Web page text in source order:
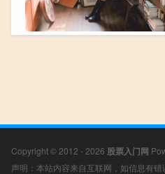
Copyright © 2012 - 2026 股票入门网
声明：本站内容来自互联网，如信息有